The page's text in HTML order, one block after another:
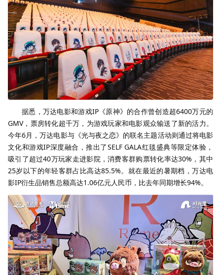
据悉，万达电影和游戏IP《原神》的合作曾创造超6400万元的
GMV，票房转化超千万，为游戏玩家和电影观众输送了新的活力。
今年6月，万达电影与《光与夜之恋》的联名主题活动则通过将电影
文化和游戏IP深度融合，推出了SELF GALA红毯盛典等限定体验，
吸引了超过40万玩家走进影院，消费客群购票转化率达30%，其中
25岁以下的年轻客群占比高达85.5%。就在最近的暑期档，万达电
影IP衍生品销售总额高达1.06亿元人民币，比去年同期增长94%。